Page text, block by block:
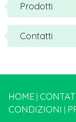
Prodotti
Contatti
HOME
CONDIZIONI